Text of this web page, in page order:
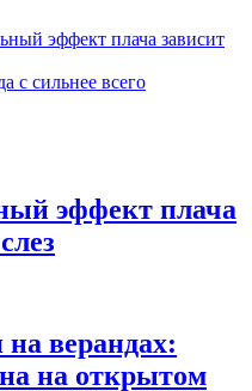
эффект плача зависит
с сильнее всего
эффект плача
верандах:
на открытом